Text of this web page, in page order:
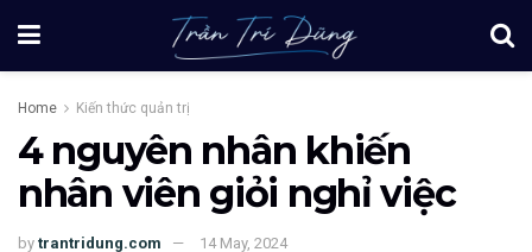
Home Kiến thức quản trị
4 nguyên nhân khiến
nhân viên giỏi nghỉ việc
by trantridung.com 14 May, 2024